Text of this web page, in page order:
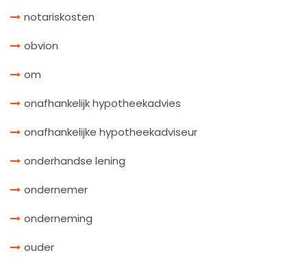
notariskosten
obvion
om
onafhankelijk hypotheekadvies
onafhankelijke hypotheekadviseur
onderhandse lening
ondernemer
onderneming
ouder